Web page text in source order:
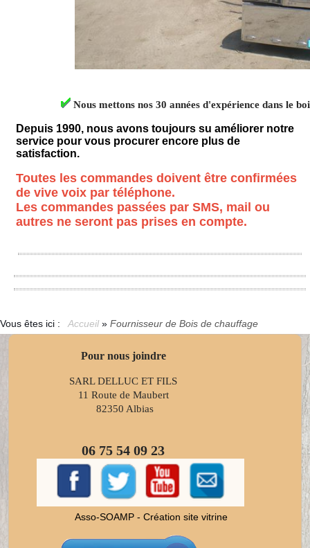
Nous mettons nos 30 années d'expérience dans le
Depuis 1990, nous avons toujours su améliorer notre
service pour vous procurer encore plus de
satisfaction.
Toutes les commandes doivent être confirmées
de vive voix par téléphone.
Les commandes passées par SMS, mail ou
autres ne seront pas prises en compte.
Vous êtes ici : Accueil » Fournisseur de Bois de chauffage
Pour nous joindre
SARL DELLUC ET FILS
11 Route de Maubert
82350 Albias
06 75 54 09 23
Asso-SOAMP - Création site vitrine